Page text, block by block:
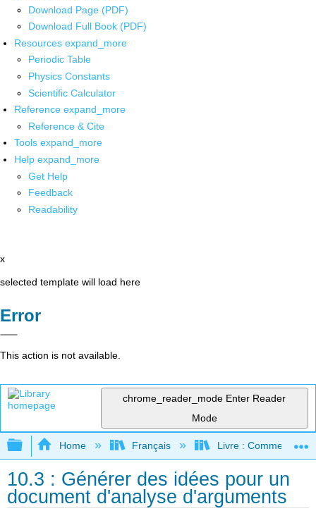
Download Page (PDF)
Download Full Book (PDF)
Resources expand_more
Periodic Table
Physics Constants
Scientific Calculator
Reference expand_more
Reference & Cite
Tools expand_more
Help expand_more
Get Help
Feedback
Readability
x
selected template will load here
Error
This action is not available.
chrome_reader_mode Enter Reader
Mode
Expand/collapse global hierarchy
Home Français Livre : Comment
10.3 : Générer des idées pour un
document d'analyse d'arguments